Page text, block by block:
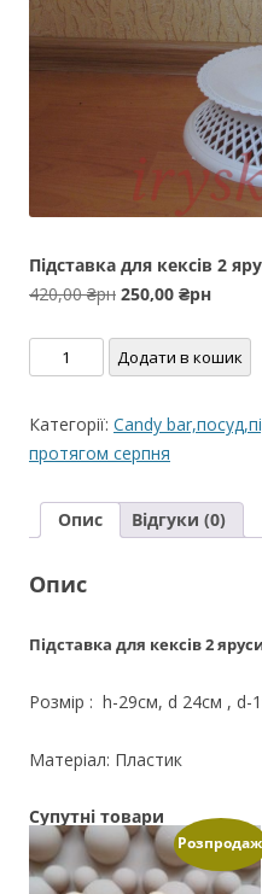
Підставка для кексів 2
420,00₴рн Оригінальна
420,00 ₴рн.
250,00 ₴рн
250,00
Підставка
для
2
яруси
Додати в кошик
Категорії: Candy
протягом серпня
Опис Відгуки (0)
Опис
Підставка для кексів 2
Розмір : h-29см, d 24см , d-
Матеріал: Пластик
Супутні товари